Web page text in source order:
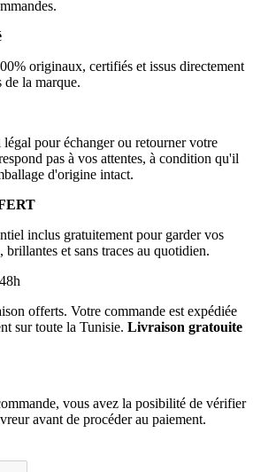
originaux, certifiés et issus directement
la marque.
pour échanger ou retourner votre
pas à vos attentes, à condition qu'il
d'origine intact.
inclus gratuitement pour garder vos
brillantes et sans traces au quotidien.
offerts. Votre commande est expédiée
sur toute la Tunisie. Livraison gratouite
vous avez la posibilité de vérifier
avant de procéder au paiement.